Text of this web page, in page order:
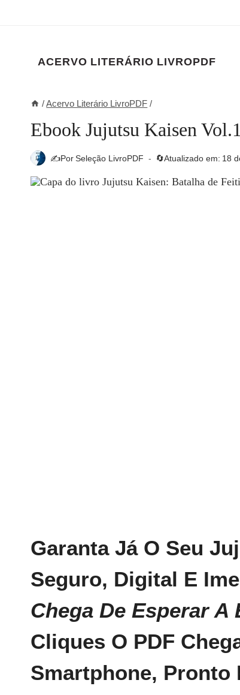
ACERVO LITERÁRIO LIVROPDF
/Acervo Literário LivroPDF /
Ebook Jujutsu Kaisen
✍️PorSeleção LivroPDF 🔄Atualizado em: 18
Garanta Já O Seu
Seguro, Digital E
Chega De Esperar A
Cliques O PDF
Smartphone, Pronto